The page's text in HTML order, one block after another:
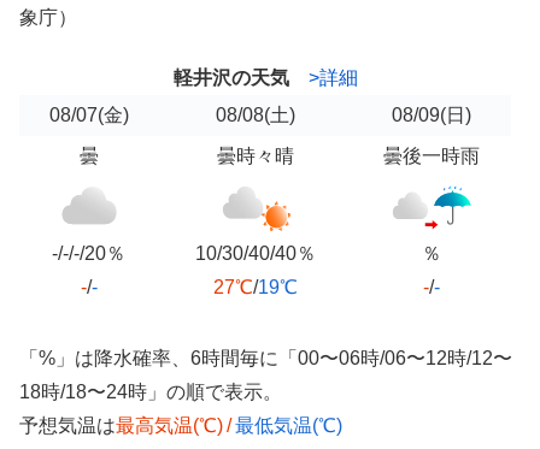
象庁）
軽井沢の天気
>詳細
08/07(金) 08/08(土) 08/09(日)
曇
-/-/-/20％
-/-
曇時々晴
10/30/40/40％
27℃/19℃
曇後一時雨
％
-/-
「%」は降水確率、6時間毎に「00〜06時/06〜12時/12〜
18時/18〜24時」の順で表示。
予想気温は最高気温(℃)/最低気温(℃)